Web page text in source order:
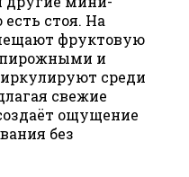
стоя. На
фруктовую
пирожными и
среди
свежие
ощущение
без